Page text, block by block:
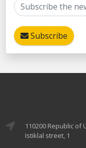
Subscribe
110200 Republic
Istiklal street, 1